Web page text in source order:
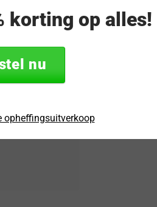
Pixel 9 /
in te leveren
is officieel
van Tudia
korting op alles!
nu
opheffingsuitverkoop